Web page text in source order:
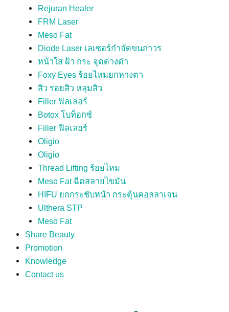
Rejuran Healer
FRM Laser
Meso Fat
Diode Laser เลเซอร์กำจัดขนถาวร
หน้าใส ฝ้า กระ จุดด่างดำ
Foxy Eyes ร้อยไหมยกหางตา
สิว รอยสิว หลุมสิว
Filler ฟิลเลอร์
Botox โบท็อกซ์
Filler ฟิลเลอร์
Oligio
Oligio
Thread Lifting ร้อยไหม
Meso Fat ฉีดสลายไขมัน
HIFU ยกกระชับหน้า กระตุ้นคอลลาเจน
Ulthera STP
Meso Fat
Share Beauty
Promotion
Knowledge
Contact us